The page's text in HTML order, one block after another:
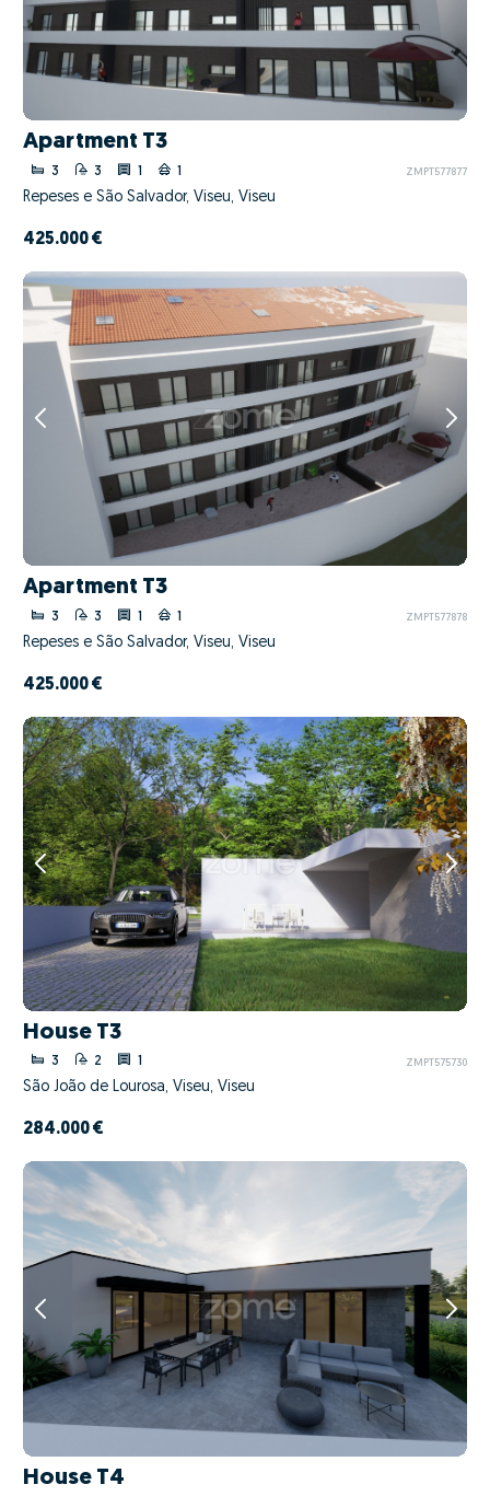
Apartment T3
3 3 1 1 ZMPT577877
Repeses e São Salvador, Viseu, Viseu
425.000 €
Apartment T3
3 3 1 1 ZMPT577878
Repeses e São Salvador, Viseu, Viseu
425.000 €
House T3
3 2 ZMPT575730
São João de Lourosa, Viseu, Viseu
284.000 €
House T4